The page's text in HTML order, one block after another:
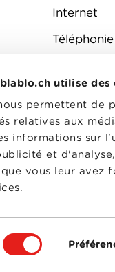
utilise des
permettent de
relatives aux
informations sur
et
vous leur avez
Internet
Téléphonie